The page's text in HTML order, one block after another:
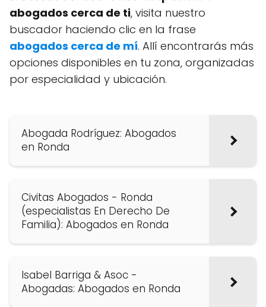
abogados cerca de ti, visita nuestro
buscador haciendo clic en la frase
abogados cerca de mí. Allí encontrarás más
opciones disponibles en tu zona, organizadas
por especialidad y ubicación.
Abogada Rodríguez: Abogados
en Ronda
Civitas Abogados - Ronda
(especialistas En Derecho De
Familia): Abogados en Ronda
Isabel Barriga & Asoc -
Abogadas: Abogados en Ronda